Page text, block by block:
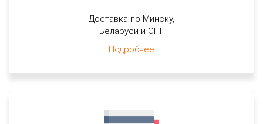
Доставка по Минску,
Беларуси и СНГ
Подробнее